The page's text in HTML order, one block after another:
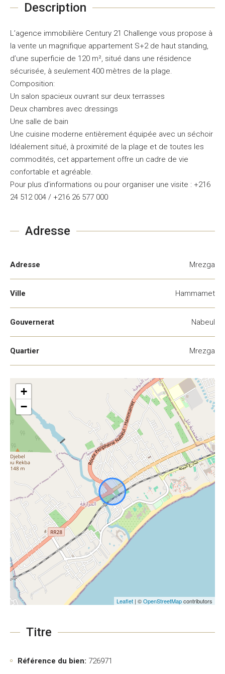
Description
L’agence immobilière Century 21 Challenge vous propose à
la vente un magnifique appartement S+2 de haut standing,
d’une superficie de 120 m², situé dans une résidence
sécurisée, à seulement 400 mètres de la plage.
Composition:
Un salon spacieux ouvrant sur deux terrasses
Deux chambres avec dressings
Une salle de bain
Une cuisine moderne entièrement équipée avec un séchoir
Idéalement situé, à proximité de la plage et de toutes les
commodités, cet appartement offre un cadre de vie
confortable et agréable.
Pour plus d’informations ou pour organiser une visite : +216
24 512 004 / +216 26 577 000
Adresse
Adresse Mrezga
Ville Hammamet
Gouvernerat Nabeul
Quartier Mrezga
+
−
Leaflet | ©OpenStreetMapcontributors
Titre
Référence du bien: 726971